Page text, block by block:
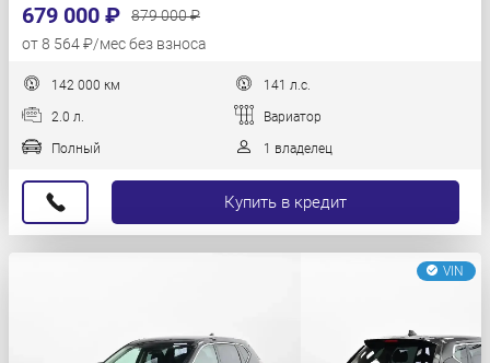
679 000 ₽
879 000 ₽
от 8 564 ₽/мес без взноса
142 000 км 141 л.с.
2.0 л. Вариатор
Полный 1 владелец
Купить в кредит
VIN